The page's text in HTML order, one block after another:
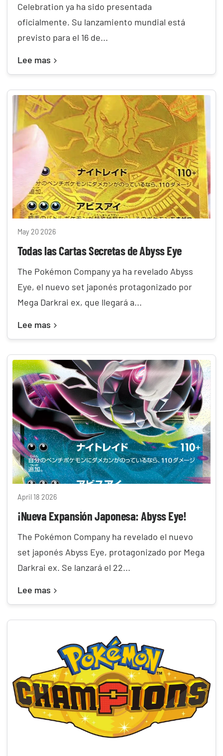
Celebration ya ha sido presentada
oficialmente. Su lanzamiento mundial está
previsto para el 16 de...
Lee mas
May 20 2026
Todas las Cartas Secretas de Abyss Eye
The Pokémon Company ya ha revelado Abyss
Eye, el nuevo set japonés protagonizado por
Mega Darkrai ex, que llegará a...
Lee mas
April 18 2026
¡Nueva Expansión Japonesa: Abyss Eye!
The Pokémon Company ha revelado el nuevo
set japonés Abyss Eye, protagonizado por Mega
Darkrai ex. Se lanzará el 22...
Lee mas